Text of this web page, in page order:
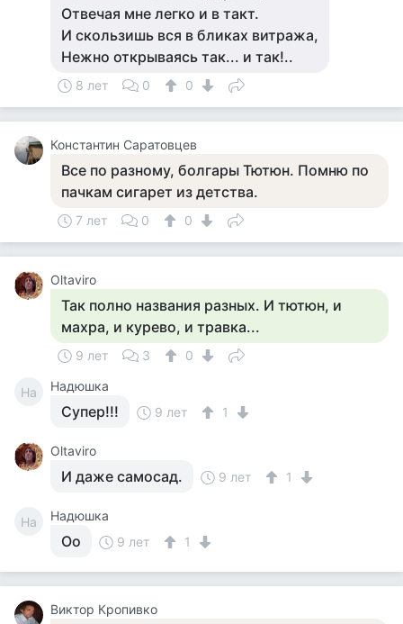
Отвечая мне легко и в такт.
И скользишь вся в бликах витража,
Нежно открываясь так... и так!..
8 лет 0 0
Константин Саратовцев
Все по разному, болгары Тютюн. Помню по
пачкам сигарет из детства.
7 лет 0 0
Oltaviro
Так полно названия разных. И тютюн, и
махра, и курево, и травка...
9 лет 3 0
На Надюшка
Супер!!! 9 лет 1
Oltaviro
И даже самосад. 9 лет 1
На Надюшка
Оо 9 лет 1
Виктор Кропивко